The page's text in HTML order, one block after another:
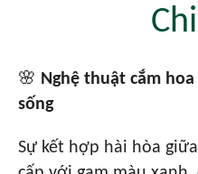
🌸 Nghệ thuật cắm
sống
Sự kết hợp hài hòa